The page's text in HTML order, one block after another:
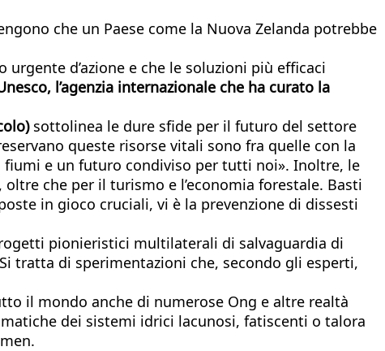
che un Paese come la Nuova Zelanda potrebbe
d’azione e che le soluzioni più efficaci
l’agenzia internazionale che ha curato la
sottolinea le dure sfide per il futuro del settore
queste risorse vitali sono fra quelle con la
e un futuro condiviso per tutti noi». Inoltre, le
che per il turismo e l’economia forestale. Basti
in gioco cruciali, vi è la prevenzione di dissesti
pionieristici multilaterali di salvaguardia di
tratta di sperimentazioni che, secondo gli esperti,
il mondo anche di numerose Ong e altre realtà
dei sistemi idrici lacunosi, fatiscenti o talora